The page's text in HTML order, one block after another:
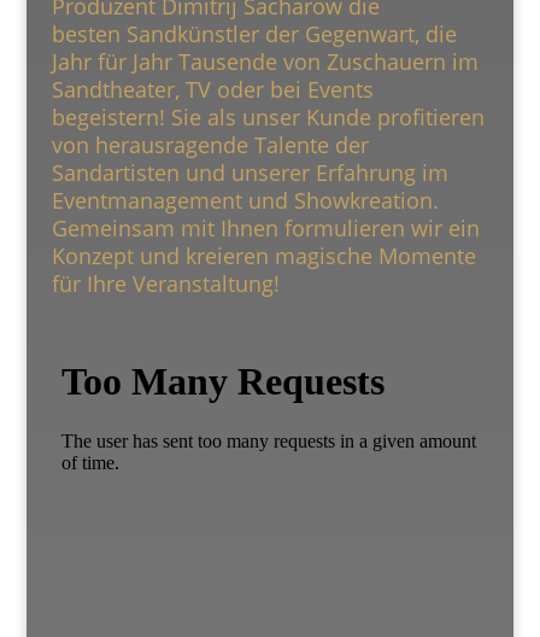
Produzent Dimitrij Sacharow die
besten Sandkünstler der Gegenwart, die
Jahr für Jahr Tausende von Zuschauern im
Sandtheater, TV oder bei Events
begeistern! Sie als unser Kunde profitieren
von herausragende Talente der
Sandartisten und unserer Erfahrung im
Eventmanagement und Showkreation.
Gemeinsam mit Ihnen formulieren wir ein
Konzept und kreieren magische Momente
für Ihre Veranstaltung!